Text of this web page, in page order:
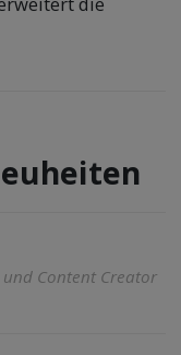
Content Creator